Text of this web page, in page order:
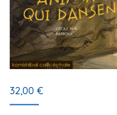
32,00 €